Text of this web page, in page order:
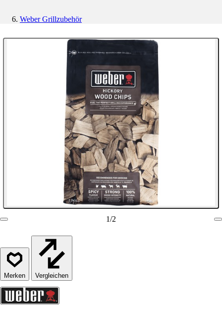
Weber Grillzubehör
1/2
Vergleichen